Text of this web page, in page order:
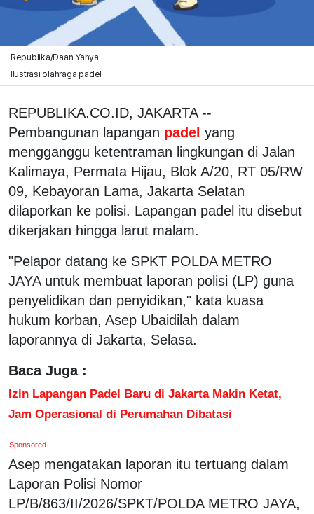
Republika/Daan Yahya
Ilustrasi olahraga padel
REPUBLIKA.CO.ID, JAKARTA --
Pembangunan lapangan padel yang
mengganggu ketentraman lingkungan di Jalan
Kalimaya, Permata Hijau, Blok A/20, RT 05/RW
09, Kebayoran Lama, Jakarta Selatan
dilaporkan ke polisi. Lapangan padel itu disebut
dikerjakan hingga larut malam.
"Pelapor datang ke SPKT POLDA METRO
JAYA untuk membuat laporan polisi (LP) guna
penyelidikan dan penyidikan," kata kuasa
hukum korban, Asep Ubaidilah dalam
laporannya di Jakarta, Selasa.
Baca Juga :
Izin Lapangan Padel Baru di Jakarta Makin Ketat,
Jam Operasional di Perumahan Dibatasi
Sponsored
Asep mengatakan laporan itu tertuang dalam
Laporan Polisi Nomor
LP/B/863/II/2026/SPKT/POLDA METRO JAYA,